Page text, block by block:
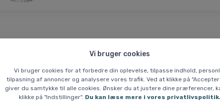
Vi bruger cookies
Vi bruger cookies for at forbedre din oplevelse, tilpasse indhold,
tilpasning af annoncer og analysere vores trafik. Ved at klikke på
giver du samtykke til alle cookies. Ønsker du at justere dine præferencer,
klikke på "Indstillinger". Du kan læse mere i vores privatlivspolitik.
Hvem er vi?
60ml